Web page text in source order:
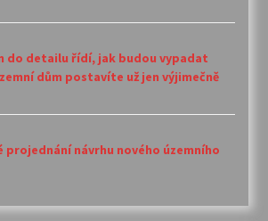
do detailu řídí, jak budou vypadat
dům postavíte už jen výjimečně
projednání návrhu nového územního